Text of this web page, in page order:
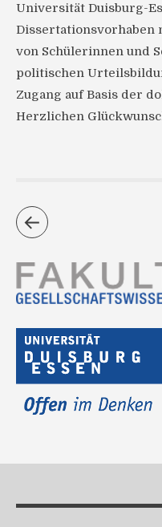
Universität Duisburg-
Dissertationsvorhaben
von Schülerinnen und
politischen
Zugang auf Basis der
Herzlichen